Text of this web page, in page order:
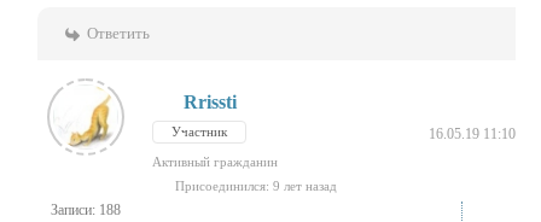
Ответить
Записи: 188
Rrissti
Участник 16.05.19 11:10
Активный гражданин
Присоединился: 9 лет назад